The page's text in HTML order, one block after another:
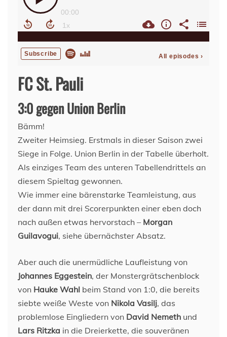
FC St. Pauli
3:0 gegen Union Berlin
Bämm!
Zweiter Heimsieg. Erstmals in dieser Saison zwei
Siege in Folge. Union Berlin in der Tabelle überholt.
Als einziges Team des unteren Tabellendrittels an
diesem Spieltag gewonnen.
Wie immer eine bärenstarke Teamleistung, aus
der dann mit drei Scorerpunkten einer eben doch
nach außen etwas hervorstach – Morgan
Guilavogui, siehe übernächster Absatz.
Aber auch die unermüdliche Laufleistung von
Johannes Eggestein, der Monstergrätschenblock
von Hauke Wahl beim Stand von 1:0, die bereits
siebte weiße Weste von Nikola Vasilj, das
problemlose Eingliedern von David Nemeth und
Lars Ritzka in die Dreierkette, die souveränen